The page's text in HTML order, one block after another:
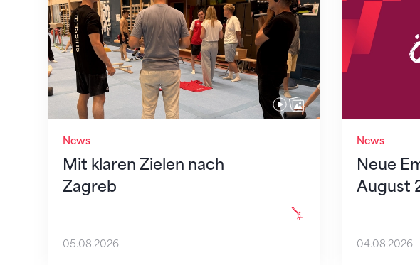
News
Mit klaren Zielen nach
Zagreb
05.08.2026
News
Neue
August
04.08.2026